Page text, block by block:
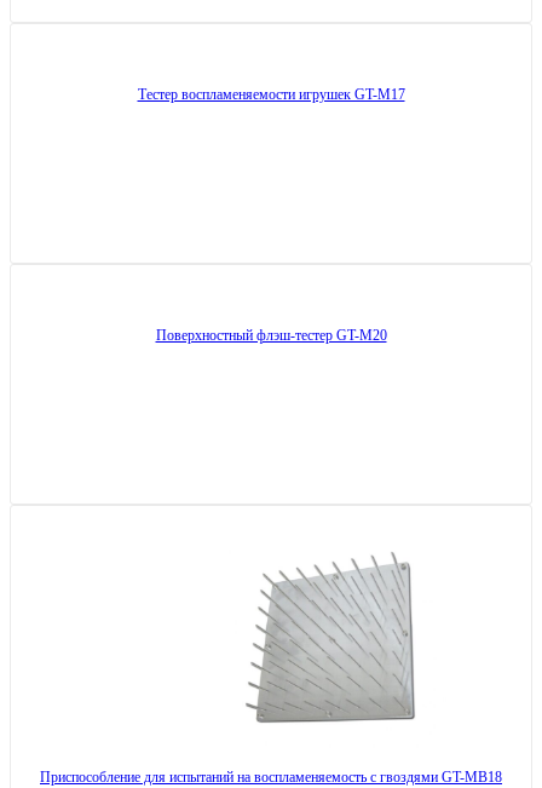
Тестер воспламеняемости игрушек GT-M17
Поверхностный флэш-тестер GT-M20
Приспособление для испытаний на воспламеняемость с гвоздями GT-MB18